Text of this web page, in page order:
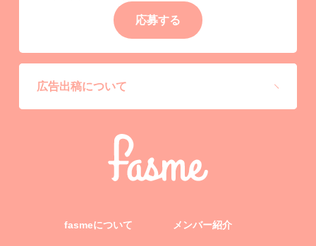
応募する
広告出稿について
fasmeについて メンバー紹介